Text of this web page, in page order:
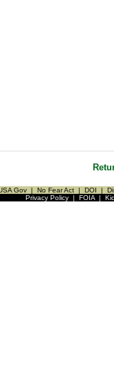
Gov | No Fear Act | DOI |
Privacy Policy| FOIA|